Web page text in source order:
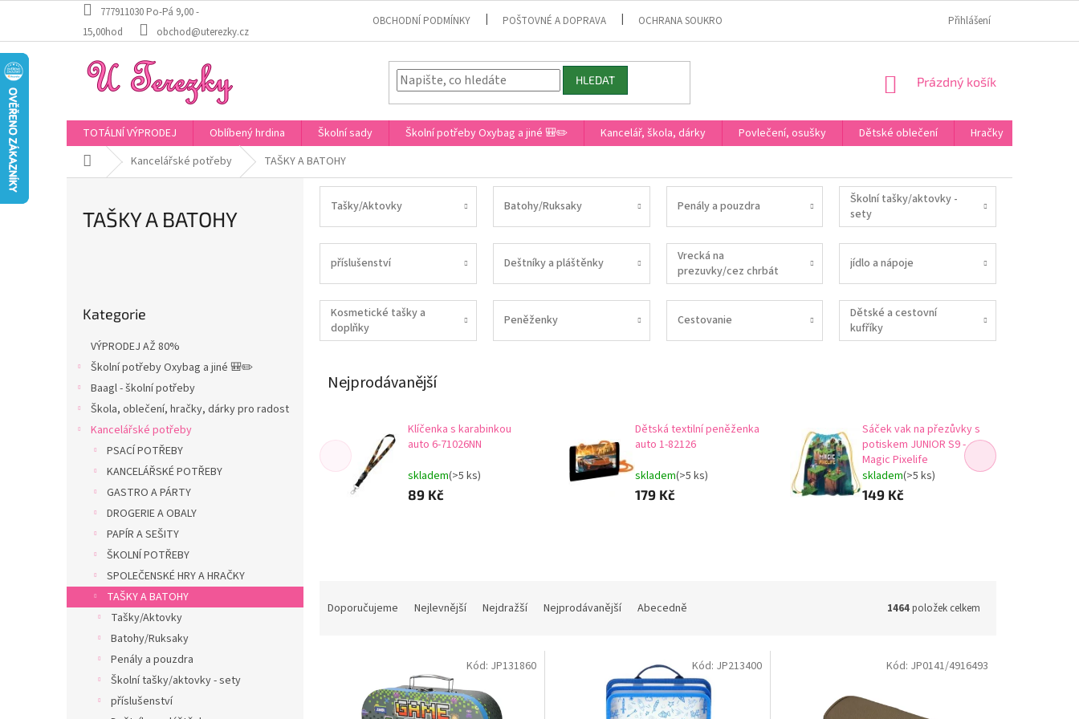
obsah
777911030 Po-Pá 9,00 -
15,00hod
obchod@uterezky.cz
OBCHODNÍ PODMÍNKY POŠTOVNÉ A DOPRAVA OCHRANA SOUKROMÍ HODNOCENÍ NA HEURÉCE
Přihlášení
HLEDAT
NÁKUPNÍ
Prázdný košík
TOTÁLNÍ VÝPRODEJ Oblíbený hrdina Školní sady Školní potřeby Oxybag a jiné 🎒✏️ Kancelář, škola, dárky Povlečení, osušky Dětské oblečení Hračky
Domů Kancelářské potřeby TAŠKY A BATOHY
TAŠKY A BATOHY
kategorie
Kategorie
VÝPRODEJ AŽ 80%
Školní potřeby Oxybag a jiné 🎒✏️
Baagl - školní potřeby
Škola, oblečení, hračky, dárky pro radost
Kancelářské potřeby
PSACÍ POTŘEBY
KANCELÁŘSKÉ POTŘEBY
GASTRO A PÁRTY
DROGERIE A OBALY
PAPÍR A SEŠITY
ŠKOLNÍ POTŘEBY
SPOLEČENSKÉ HRY A HRAČKY
TAŠKY A BATOHY
Tašky/Aktovky
Batohy/Ruksaky
Penály a pouzdra
Školní tašky/aktovky - sety
příslušenství
Tašky/Aktovky Batohy/Ruksaky Penály a pouzdra
Školní tašky/aktovky -
sety
příslušenství Deštníky a pláštěnky
Vrecká na
prezuvky/cez chrbát
jídlo a nápoje
Kosmetické tašky a
doplňky
Peněženky Cestovanie
Dětské a cestovní
kufříky
Nejprodávanější
Klíčenka s karabinkou
auto 6-71026NN
skladem(>5 ks)
89 Kč
Dětská textilní peněženka
auto 1-82126
skladem(>5 ks)
179 Kč
Sáček vak na přezůvky s
potiskem JUNIOR S9 -
Magic Pixelife
skladem(>5 ks)
149 Kč
Doporučujeme Nejlevnější Nejdražší Nejprodávanější Abecedně 1464položek celkem
Kód: JP131860 Kód: JP213400 Kód: JP0141/4916493